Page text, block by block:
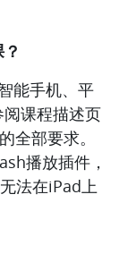
能手机、平
课程描述页
全部要求。
播放插件，
法在iPad上